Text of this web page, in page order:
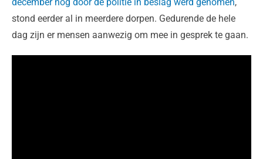
december nog door de politie in beslag werd genomen,
stond eerder al in meerdere dorpen. Gedurende de hele
dag zijn er mensen aanwezig om mee in gesprek te gaan.